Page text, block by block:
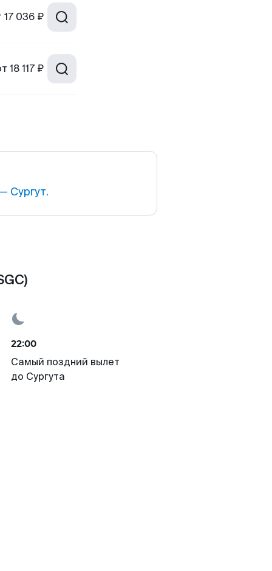
17 036 ₽
18 117 ₽
Сургут.
22:00
Самый поздний вылет
до Сургута